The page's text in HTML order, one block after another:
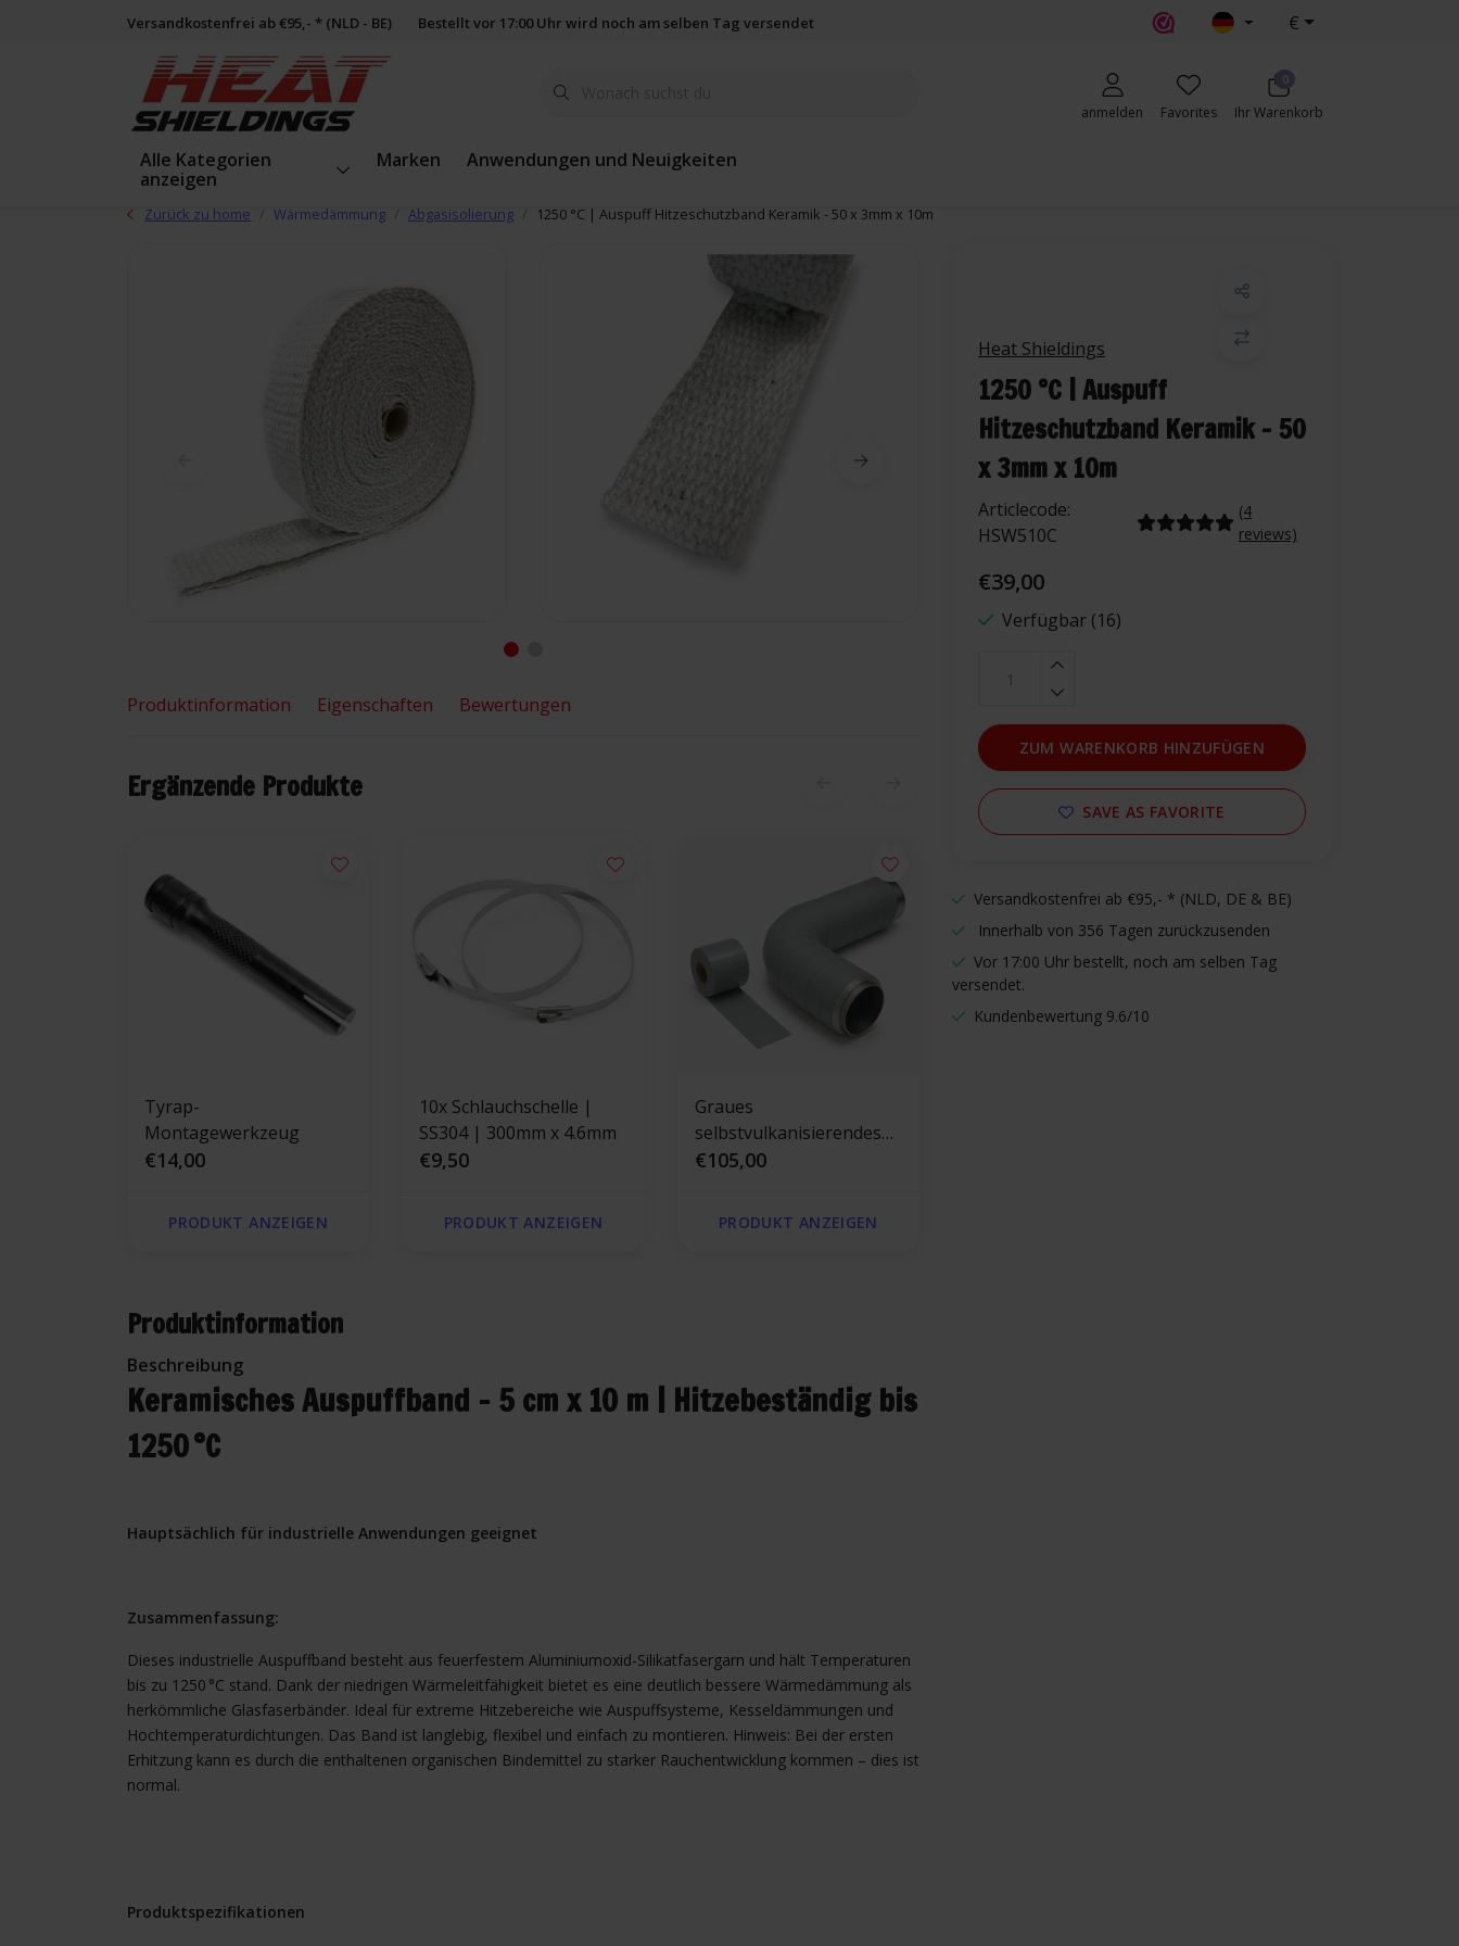
Versandkostenfrei ab €95,- * (NLD - BE) Bestellt vor 17:00 Uhr wird noch am selben Tag versendet €
anmelden Favorites
0
Ihr Warenkorb
Alle Kategorien
anzeigen
Marken Anwendungen und Neuigkeiten
Zurück zu home Wärmedämmung Abgasisolierung 1250 °C | Auspuff Hitzeschutzband Keramik - 50 x 3mm x 10m
Heat Shieldings
1250 °C | Auspuff
Hitzeschutzband Keramik - 50
x 3mm x 10m
Articlecode:
HSW510C
(4
reviews)
€39,00
Verfügbar (16)
ZUM WARENKORB HINZUFÜGEN
SAVE AS FAVORITE
Versandkostenfrei ab €95,- * (NLD, DE & BE)
Innerhalb von 356 Tagen zurückzusenden
Vor 17:00 Uhr bestellt, noch am selben Tag
versendet.
Kundenbewertung 9.6/10
Produktinformation Eigenschaften Bewertungen
Ergänzende Produkte
Tyrap-
Montagewerkzeug
€14,00
PRODUKT ANZEIGEN
10x Schlauchschelle |
SS304 | 300mm x 4.6mm
€9,50
PRODUKT ANZEIGEN
Graues
selbstvulkanisierendes
Silikonband – 75 mm x 5
€105,00
PRODUKT ANZEIGEN
Produktinformation
Beschreibung
Keramisches Auspuffband – 5 cm x 10 m | Hitzebeständig bis
1250 °C
Hauptsächlich für industrielle Anwendungen geeignet
Zusammenfassung:
Dieses industrielle Auspuffband besteht aus feuerfestem Aluminiumoxid-Silikatfasergarn und hält Temperaturen
bis zu 1250 °C stand. Dank der niedrigen Wärmeleitfähigkeit bietet es eine deutlich bessere Wärmedämmung als
herkömmliche Glasfaserbänder. Ideal für extreme Hitzebereiche wie Auspuffsysteme, Kesseldämmungen und
Hochtemperaturdichtungen. Das Band ist langlebig, flexibel und einfach zu montieren. Hinweis: Bei der ersten
Erhitzung kann es durch die enthaltenen organischen Bindemittel zu starker Rauchentwicklung kommen – dies ist
normal.
Produktspezifikationen